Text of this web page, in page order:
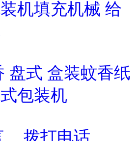
机填充机械 给
盘式 盒装蚊香纸
包装机
拨打电话